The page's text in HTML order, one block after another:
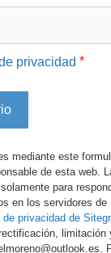
privacidad *
mediante este
de esta web.
para
en los servidores
privacidad de
limitación